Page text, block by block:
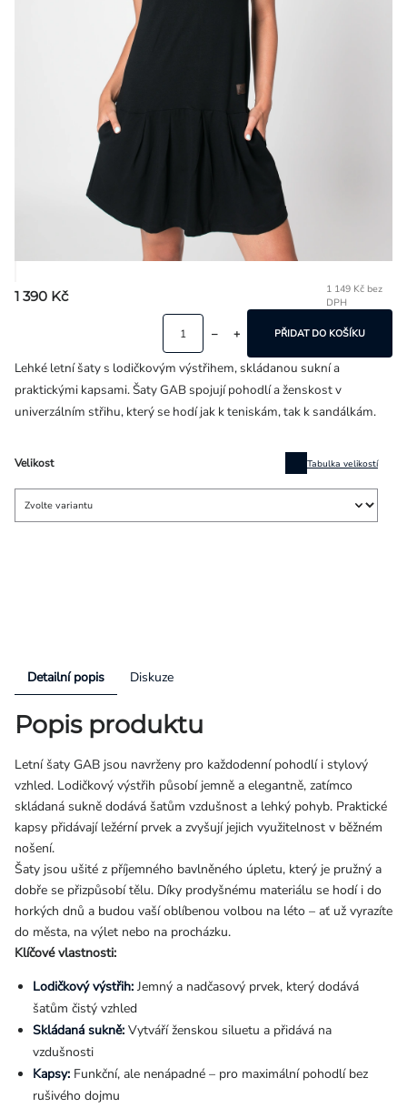
1 390 Kč
1 149 Kč bez
DPH
Velikost Tabulka velikostí
PŘIDAT DO KOŠÍKU
Lehké letní šaty s lodičkovým výstřihem, skládanou sukní a
praktickými kapsami. Šaty GAB spojují pohodlí a ženskost v
univerzálním střihu, který se hodí jak k teniskám, tak k sandálkám.
Detailní popis Diskuze
Popis produktu
Letní šaty GAB jsou navrženy pro každodenní pohodlí i stylový
vzhled. Lodičkový výstřih působí jemně a elegantně, zatímco
skládaná sukně dodává šatům vzdušnost a lehký pohyb. Praktické
kapsy přidávají ležérní prvek a zvyšují jejich využitelnost v běžném
nošení.
Šaty jsou ušité z příjemného bavlněného úpletu, který je pružný a
dobře se přizpůsobí tělu. Díky prodyšnému materiálu se hodí i do
horkých dnů a budou vaší oblíbenou volbou na léto – ať už vyrazíte
do města, na výlet nebo na procházku.
Klíčové vlastnosti:
Lodičkový výstřih: Jemný a nadčasový prvek, který dodává
šatům čistý vzhled
Skládaná sukně: Vytváří ženskou siluetu a přidává na
vzdušnosti
Kapsy: Funkční, ale nenápadné – pro maximální pohodlí bez
rušivého dojmu